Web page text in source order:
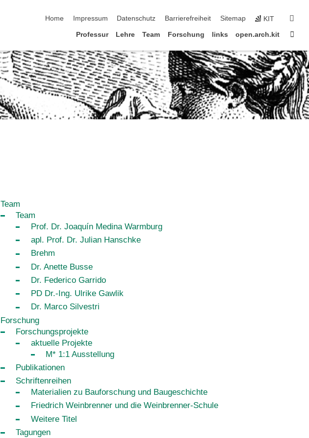
Home
Impressum Datenschutz Barrierefreiheit Sitemap KIT
Professur Lehre Team Forschung links open.arch.kit
Team
Team
Prof. Dr. Joaquín Medina Warmburg
apl. Prof. Dr. Julian Hanschke
Brehm
Dr. Anette Busse
Dr. Federico Garrido
PD Dr.-Ing. Ulrike Gawlik
Dr. Marco Silvestri
Forschung
Forschungsprojekte
aktuelle Projekte
M* 1:1 Ausstellung
Publikationen
Schriftenreihen
Materialien zu Bauforschung und Baugeschichte
Friedrich Weinbrenner und die Weinbrenner-Schule
Weitere Titel
Tagungen